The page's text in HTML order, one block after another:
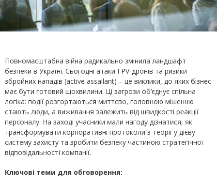
Повномасштабна війна радикально змінила ландшафт
безпеки в Україні. Сьогодні атаки FPV-дронів та ризики
збройних нападів (active assailant) – це виклики, до яких бізнес
має бути готовий щохвилини. Ці загрози об’єднує спільна
логіка: події розгортаються миттєво, головною мішенню
стають люди, а виживання залежить від швидкості реакції
персоналу. На заході учасники мали нагоду дізнатися, як
трансформувати корпоративні протоколи з теорії у дієву
систему захисту та зробити безпеку частиною стратегічної
відповідальності компанії.
Ключові теми для обговорення: